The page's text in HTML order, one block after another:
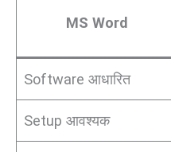
MS Word
Software आधारित
Setup आवश्यक